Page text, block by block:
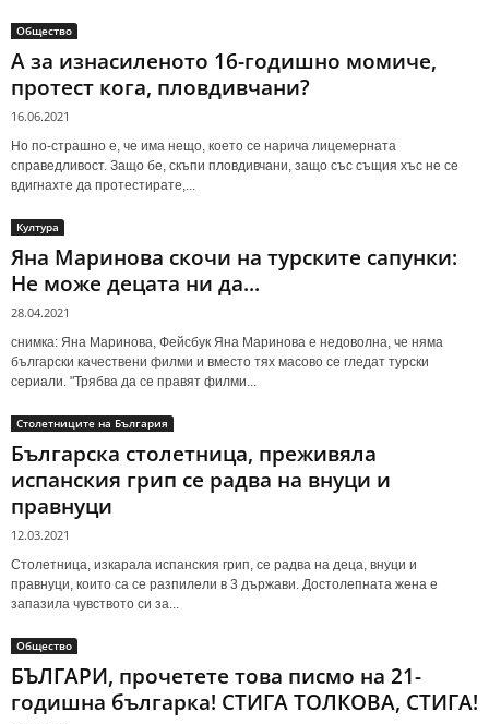
Общество
А за изнасиленото 16-годишно момиче,
протест кога, пловдивчани?
16.06.2021
Но по-страшно е, че има нещо, което се нарича лицемерната
справедливост. Защо бе, скъпи пловдивчани, защо със същия хъс не се
вдигнахте да протестирате,...
Култура
Яна Маринова скочи на турските сапунки:
Не може децата ни да...
28.04.2021
снимка: Яна Маринова, Фейсбук Яна Маринова е недоволна, че няма
български качествени филми и вместо тях масово се гледат турски
сериали. "Трябва да се правят филми...
Столетниците на България
Българска столетница, преживяла
испанския грип се радва на внуци и
правнуци
12.03.2021
Столетница, изкарала испанския грип, се радва на деца, внуци и
правнуци, които са се разпилели в 3 държави. Достолепната жена е
запазила чувството си за...
Общество
БЪЛГАРИ, прочетете това писмо на 21-
годишна българка! СТИГА ТОЛКОВА, СТИГА!